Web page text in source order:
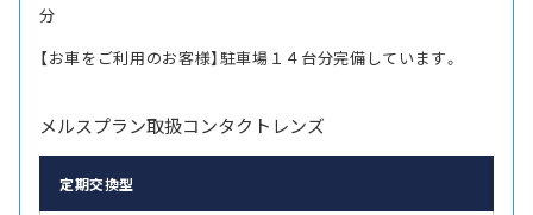
分
【お車をご利用のお客様】駐車場１４台分完備しています。
メルスプラン取扱コンタクトレンズ
定期交換型